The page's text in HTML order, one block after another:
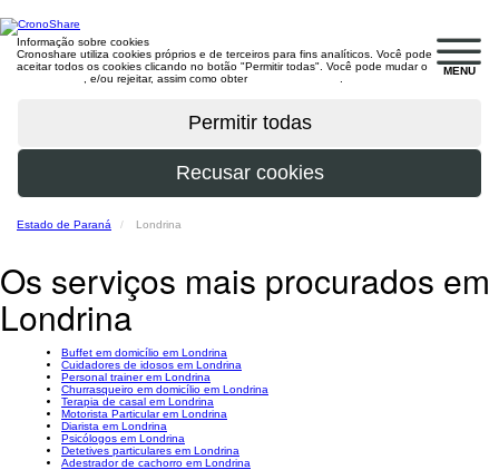
MENU
Informação sobre cookies
Cronoshare utiliza cookies próprios e de terceiros para fins analíticos. Você pode
aceitar todos os cookies clicando no botão "Permitir todas". Você pode mudar o
, e/ou rejeitar, assim como obter
Estado de Paraná Londrina
Os serviços mais procurados em
Londrina
Buffet em domicílio em Londrina
Cuidadores de idosos em Londrina
Personal trainer em Londrina
Churrasqueiro em domicílio em Londrina
Terapia de casal em Londrina
Motorista Particular em Londrina
Diarista em Londrina
Psicólogos em Londrina
Detetives particulares em Londrina
Adestrador de cachorro em Londrina